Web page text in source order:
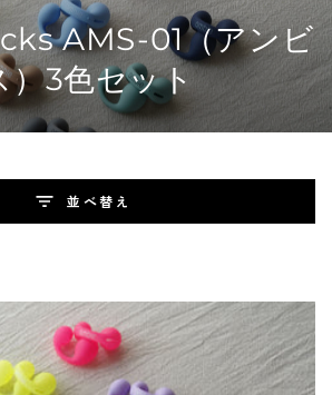
AMS-01（アンビ
）3色セット
並べ替え